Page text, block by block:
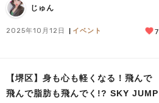
じゅん
2025年10月12日 イベント 7
【堺区】身も心も軽くなる！飛んで
飛んで脂肪も飛んでく!? SKY JUMP